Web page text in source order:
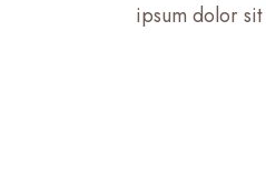
ipsum dolor